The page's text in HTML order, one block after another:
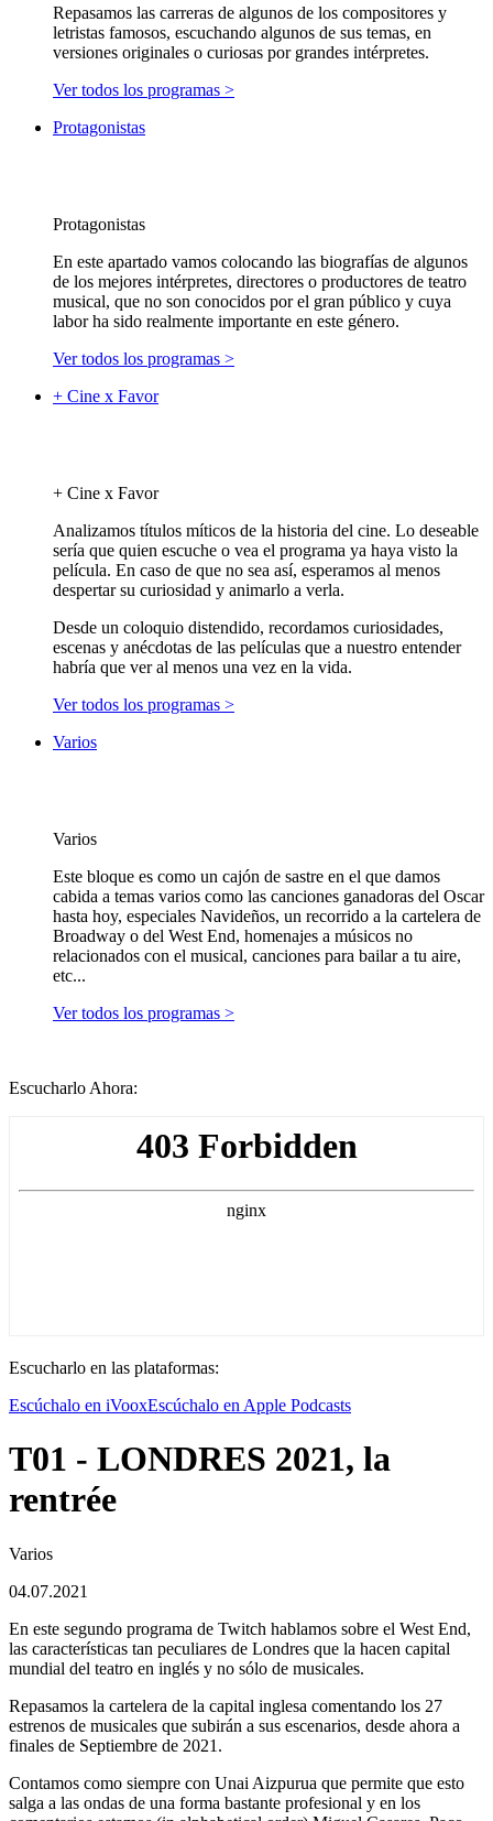
Repasamos las carreras de algunos de los compositores y
letristas famosos, escuchando algunos de sus temas, en
versiones originales o curiosas por grandes intérpretes.
Ver todos los programas >
Protagonistas
Protagonistas
En este apartado vamos colocando las biografías de algunos
de los mejores intérpretes, directores o productores de teatro
musical, que no son conocidos por el gran público y cuya
labor ha sido realmente importante en este género.
Ver todos los programas >
+ Cine x Favor
+ Cine x Favor
Analizamos títulos míticos de la historia del cine. Lo deseable
sería que quien escuche o vea el programa ya haya visto la
película. En caso de que no sea así, esperamos al menos
despertar su curiosidad y animarlo a verla.
Desde un coloquio distendido, recordamos curiosidades,
escenas y anécdotas de las películas que a nuestro entender
habría que ver al menos una vez en la vida.
Ver todos los programas >
Varios
Varios
Este bloque es como un cajón de sastre en el que damos
cabida a temas varios como las canciones ganadoras del Oscar
hasta hoy, especiales Navideños, un recorrido a la cartelera de
Broadway o del West End, homenajes a músicos no
relacionados con el musical, canciones para bailar a tu aire,
etc...
Ver todos los programas >
Escucharlo Ahora:
Escucharlo en las plataformas:
Escúchalo en iVooxEscúchalo en Apple Podcasts
T01 - LONDRES 2021, la
rentrée
Varios
04.07.2021
En este segundo programa de Twitch hablamos sobre el West End,
las características tan peculiares de Londres que la hacen capital
mundial del teatro en inglés y no sólo de musicales.
Repasamos la cartelera de la capital inglesa comentando los 27
estrenos de musicales que subirán a sus escenarios, desde ahora a
finales de Septiembre de 2021.
Contamos como siempre con Unai Aizpurua que permite que esto
salga a las ondas de una forma bastante profesional y en los